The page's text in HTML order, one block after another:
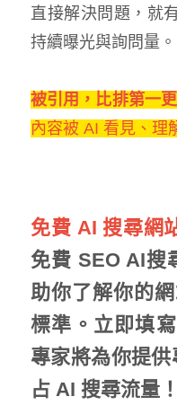
直接解決問題，就
持續曝光與詢問量。
被引用，比排第一
內容被 AI 看見、理
免費 AI 搜尋網
免費 SEO AI搜
助你了解你的
標準。立即填
專家將為你提
占 AI 搜尋流量！